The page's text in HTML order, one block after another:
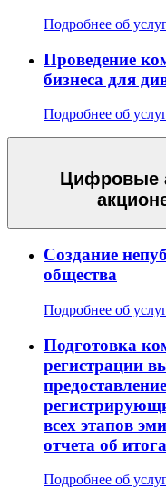
Подробнее об
Проведение
бизнеса для
Подробнее об
Цифровые
Создание
общества
Подробнее об
Подготовка
регистрации
всех этапов
отчета об
Подробнее об